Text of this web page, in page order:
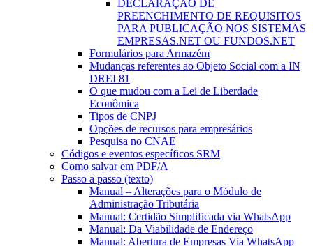
DECLARAÇÃO DE
PREENCHIMENTO DE REQUISITOS
PARA PUBLICAÇÃO NOS SISTEMAS
EMPRESAS.NET OU FUNDOS.NET
Formulários para Armazém
Mudanças referentes ao Objeto Social com a IN
DREI 81
O que mudou com a Lei de Liberdade
Econômica
Tipos de CNPJ
Opções de recursos para empresários
Pesquisa no CNAE
Códigos e eventos específicos SRM
Como salvar em PDF/A
Passo a passo (texto)
Manual – Alterações para o Módulo de
Administração Tributária
Manual: Certidão Simplificada via WhatsApp
Manual: Da Viabilidade de Endereço
Manual: Abertura de Empresas Via WhatsApp